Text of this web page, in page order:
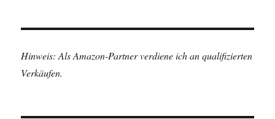
Hinweis: Als Amazon-Partner verdiene ich an qualifizierten
Verkäufen.